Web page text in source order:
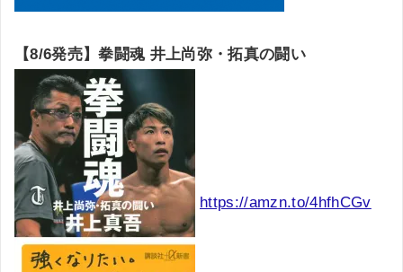
【8/6発売】拳闘魂 井上尚弥・拓真の闘い
https://amzn.to/4hfhCGv